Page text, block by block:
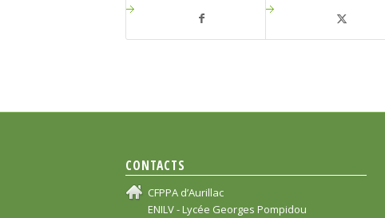
CONTACTS
CFPPA d’Aurillac
ENILV - Lycée Georges Pompidou